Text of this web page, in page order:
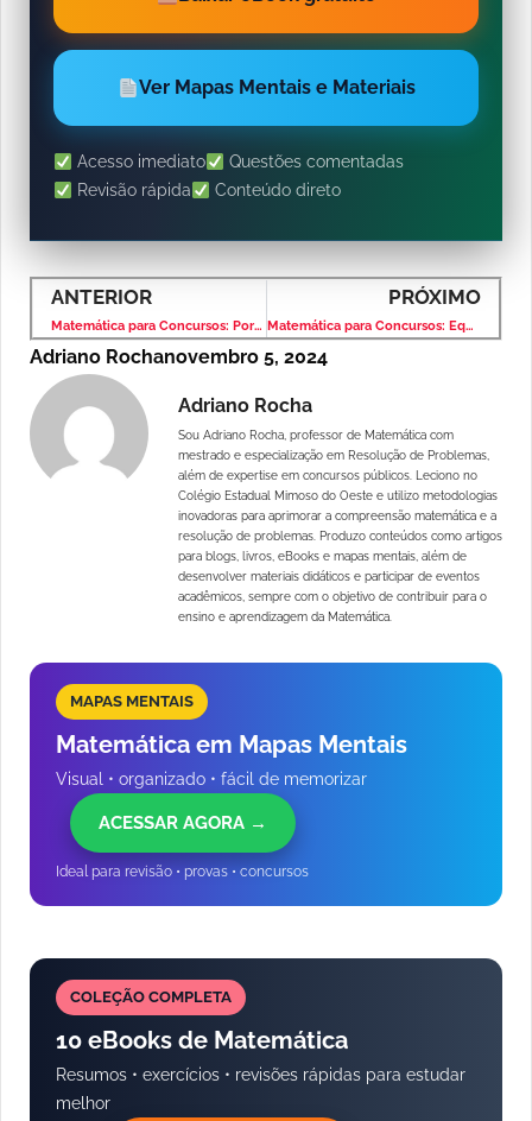
Ver Mapas Mentais e Materiais
Acesso imediato
Questões comentadas
Revisão rápida
Conteúdo direto
ANTERIOR
Matemática para Concursos: Porcentagem – Banca IBFC – Nível Médio
PRÓXIMO
Matemática para Concursos: Equação do 1º Grau – Banca IBFC – Nível Médio
Adriano Rochanovembro 5, 2024
Adriano Rocha
Sou Adriano Rocha, professor de Matemática com
mestrado e especialização em Resolução de Problemas,
além de expertise em concursos públicos. Leciono no
Colégio Estadual Mimoso do Oeste e utilizo metodologias
inovadoras para aprimorar a compreensão matemática e a
resolução de problemas. Produzo conteúdos como artigos
para blogs, livros, eBooks e mapas mentais, além de
desenvolver materiais didáticos e participar de eventos
acadêmicos, sempre com o objetivo de contribuir para o
ensino e aprendizagem da Matemática.
MAPAS MENTAIS
Matemática em Mapas Mentais
Visual • organizado • fácil de memorizar
ACESSAR AGORA →
Ideal para revisão • provas • concursos
COLEÇÃO COMPLETA
10 eBooks de Matemática
Resumos • exercícios • revisões rápidas para estudar
melhor